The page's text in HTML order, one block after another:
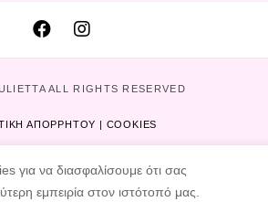
ALL RIGHTS RESERVED
ΑΠΟΡΡΗΤΟΥ | COOKIES
για να διασφαλίσουμε ότι σας
εμπειρία στον ιστότοπό μας.